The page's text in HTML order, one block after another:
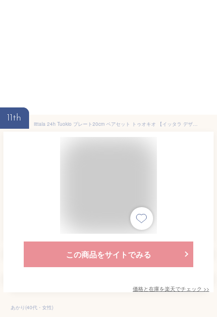
11th
iittala 24h Tuokio プレート20cm ペアセット トゥオキオ 【イッタラ デザイン雑貨 キッチン雑貨 台所 北欧 シンプル フィンランド 平皿 カトラリー 食器 テーブルウェア】
この商品をサイトでみる
価格と在庫を楽天でチェック >>
あかり(40代・女性)